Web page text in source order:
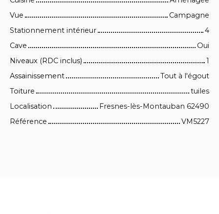
Vue
Campagne
Stationnement intérieur
4
Cave
Oui
Niveaux (RDC inclus)
1
Assainissement
Tout à l'égout
Toiture
tuiles
Localisation
Fresnes-lès-Montauban 62490
Référence
VM5227